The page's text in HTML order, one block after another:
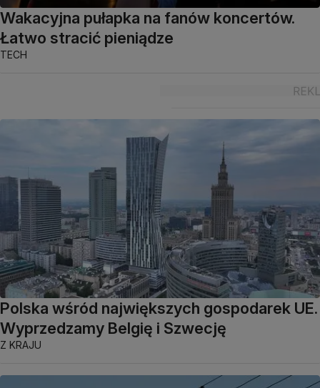
Wakacyjna pułapka na fanów koncertów.
Łatwo stracić pieniądze
TECH
Polska wśród największych gospodarek UE.
Wyprzedzamy Belgię i Szwecję
Z KRAJU